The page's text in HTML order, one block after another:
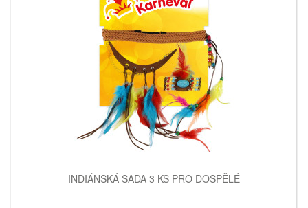
INDIÁNSKÁ SADA 3 KS PRO DOSPĚLÉ